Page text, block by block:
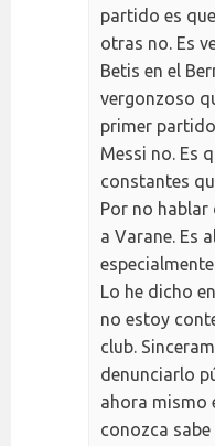
partido es
otras no. Es
Betis en el
vergonzoso
primer
Messi no. Es
constantes
Por no
a Varane. Es
Lo he dicho
no estoy
club.
denunciarlo
ahora mismo
conozca